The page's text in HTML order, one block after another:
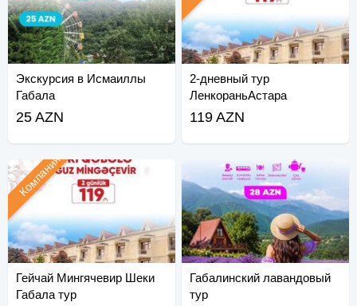
Экскурсия в Исмаиллы
Габала
25 AZN
2-дневный тур
ЛенкораньАстара
119 AZN
Гейчай Мингячевир Шеки
Габала тур
Компания
Габалинский лавандовый
тур